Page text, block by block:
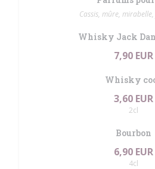
Cassis, mûre,
Whisky Jack
7,90 EUR
Whisky
3,60 EUR
2cl
Bourbon
6,90 EUR
4cl